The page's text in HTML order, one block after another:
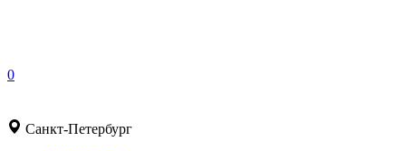
0
Санкт-Петербург